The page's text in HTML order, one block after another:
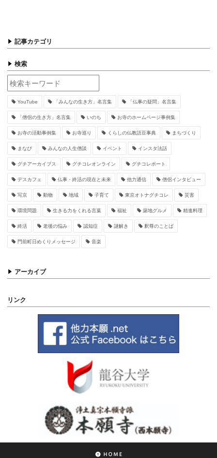
記事カテゴリ
検索
YouTube 「みんなの生き方」名言集 「仏事の疑問」名言集
「僧侶の生き方」名言集 いのち お寺のホームページ事例集
お寺の活動事例集 お寺巡り くらしの仏教語豆事典 まちづくり
まなび みんなの人生僧談 イベント インスタ法話
グチアーカイブス グチコレオンライン グチコレポート
デスカフェ 仏事・終活の現在と未来 他力通信 僧侶インタビュー
写京 動物 地域 子育て 東京オトナグチコレ 災害
環境問題 生きる力をくれる言葉 福祉 築地グルメ 精進料理
終活 老後の悩み 認知症 謎解き 釈尊のことば
門前町日めくりメッセージ 音楽
アーカイブ
リンク